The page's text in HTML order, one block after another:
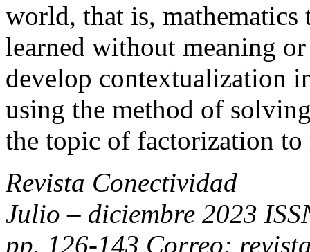
world, that is, mathematics
learned without meaning
develop contextualization
using the method of
the topic of factorization to
Revista Conectividad
Julio – diciembre 2023
pp. 126-143 Correo: